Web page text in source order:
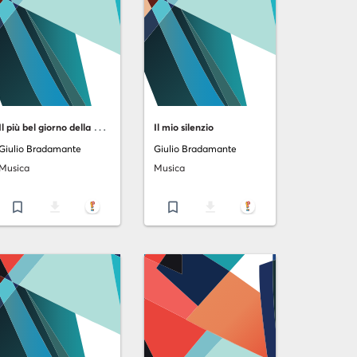
I
l più bel giorno della mia vita
Bradamante
Musica
bookmark_border
Il mio silenzio
Giulio Bradamante
Musica
bookmark_border